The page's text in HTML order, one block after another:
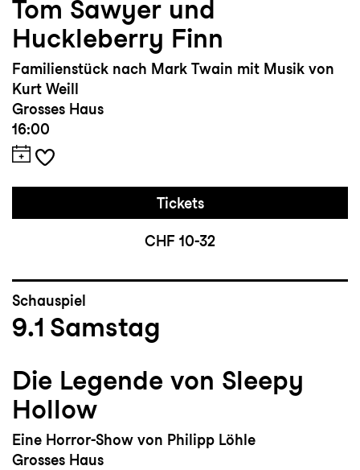
Tom Sawyer und
Huckleberry Finn
Familienstück nach Mark Twain mit Musik von
Kurt Weill
Grosses Haus
16:00
Tickets
CHF 10-32
Schauspiel
9.1 Samstag
Die Legende von Sleepy
Hollow
Eine Horror-Show von Philipp Löhle
Grosses Haus